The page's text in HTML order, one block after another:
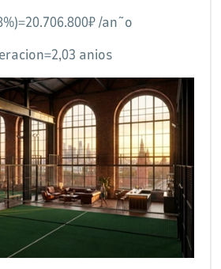
/an˜o
anios